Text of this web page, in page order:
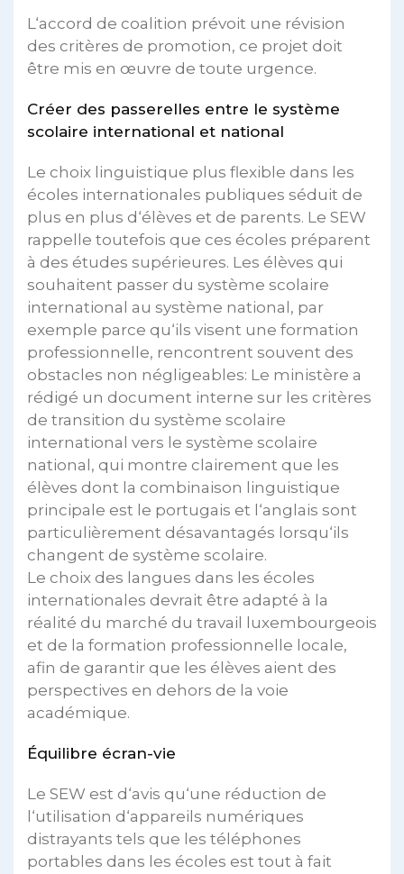
L‘accord de coalition prévoit une révision
des critères de promotion, ce projet doit
être mis en œuvre de toute urgence.
Créer des passerelles entre le système
scolaire international et national
Le choix linguistique plus flexible dans les
écoles internationales publiques séduit de
plus en plus d‘élèves et de parents. Le SEW
rappelle toutefois que ces écoles préparent
à des études supérieures. Les élèves qui
souhaitent passer du système scolaire
international au système national, par
exemple parce qu‘ils visent une formation
professionnelle, rencontrent souvent des
obstacles non négligeables: Le ministère a
rédigé un document interne sur les critères
de transition du système scolaire
international vers le système scolaire
national, qui montre clairement que les
élèves dont la combinaison linguistique
principale est le portugais et l‘anglais sont
particulièrement désavantagés lorsqu‘ils
changent de système scolaire.
Le choix des langues dans les écoles
internationales devrait être adapté à la
réalité du marché du travail luxembourgeois
et de la formation professionnelle locale,
afin de garantir que les élèves aient des
perspectives en dehors de la voie
académique.
Équilibre écran-vie
Le SEW est d‘avis qu‘une réduction de
l‘utilisation d‘appareils numériques
distrayants tels que les téléphones
portables dans les écoles est tout à fait